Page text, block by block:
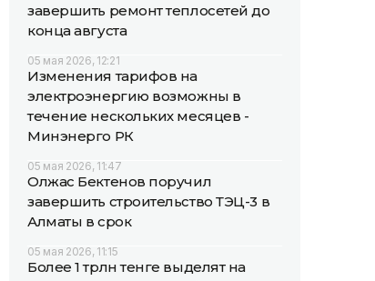
завершить ремонт теплосетей до
конца августа
05 мая 2026, 12:21
Изменения тарифов на
электроэнергию возможны в
течение нескольких месяцев -
Минэнерго РК
05 мая 2026, 11:47
Олжас Бектенов поручил
завершить строительство ТЭЦ-3 в
Алматы в срок
05 мая 2026, 11:15
Более 1 трлн тенге выделят на